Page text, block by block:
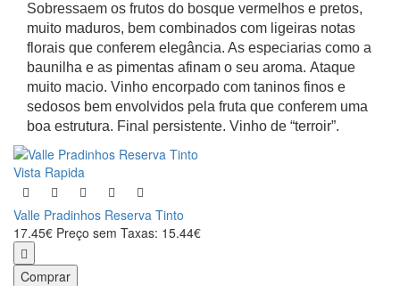
Sobressaem os frutos do bosque vermelhos e pretos,
muito maduros, bem combinados com ligeiras notas
florais que conferem elegância. As especiarias como a
baunilha e as pimentas afinam o seu aroma. Ataque
muito macio. Vinho encorpado com taninos finos e
sedosos bem envolvidos pela fruta que conferem uma
boa estrutura. Final persistente. Vinho de “terroir”.
Vista Rapida
Valle Pradinhos Reserva Tinto
17.45€ Preço sem Taxas: 15.44€
Comprar